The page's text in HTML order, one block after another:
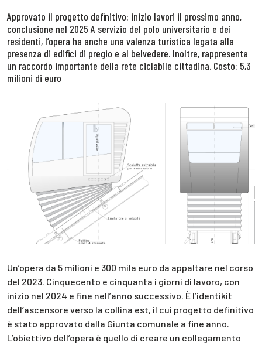
Approvato il progetto definitivo: inizio lavori il prossimo anno,
conclusione nel 2025 A servizio del polo universitario e dei
residenti, l’opera ha anche una valenza turistica legata alla
presenza di edifici di pregio e al belvedere. Inoltre, rappresenta
un raccordo importante della rete ciclabile cittadina. Costo: 5,3
milioni di euro
Un’opera da 5 milioni e 300 mila euro da appaltare nel corso
del 2023. Cinquecento e cinquanta i giorni di lavoro, con
inizio nel 2024 e fine nell’anno successivo. È l’identikit
dell’ascensore verso la collina est, il cui progetto definitivo
è stato approvato dalla Giunta comunale a fine anno.
L’obiettivo dell’opera è quello di creare un collegamento